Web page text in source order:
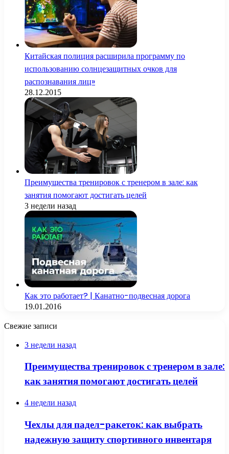
Китайская полиция расширила программу по
использованию солнцезащитных очков для
распознавания лиц»
28.12.2015
Преимущества тренировок с тренером в зале: как
занятия помогают достигать целей
3 недели назад
Как это работает? | Канатно-подвесная дорога
19.01.2016
Свежие записи
3 недели назад
Преимущества тренировок с тренером в зале:
как занятия помогают достигать целей
4 недели назад
Чехлы для падел-ракеток: как выбрать
надежную защиту спортивного инвентаря